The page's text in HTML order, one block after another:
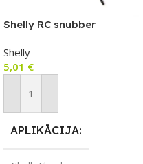
Shelly RC snubber
Shelly
5,01 €
Pievienot Grozam
APLIKĀCIJA